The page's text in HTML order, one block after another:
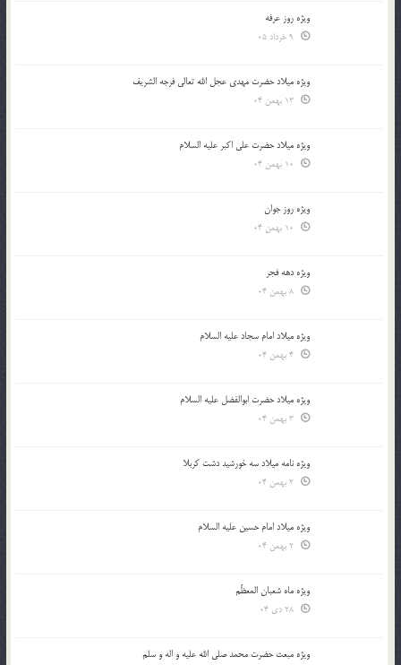
ویژه روز عرفه
ویژه میلاد حضرت مهدی عجل الله تعالی فرجه الشريف
ویژه میلاد حضرت علی اکبر علیه السلام
ویژه روز جوان
ویژه دهه فجر
ویژه میلاد امام سجاد علیه السلام
ویژه میلاد حضرت ابوالفضل علیه السلام
ویژه نامه میلاد سه خورشید دشت کربلا
ویژه میلاد امام حسین علیه السلام
ویژه ماه شعبان المعظّم
ویژه مبعث حضرت محمد صلی الله علیه و اله و سلم